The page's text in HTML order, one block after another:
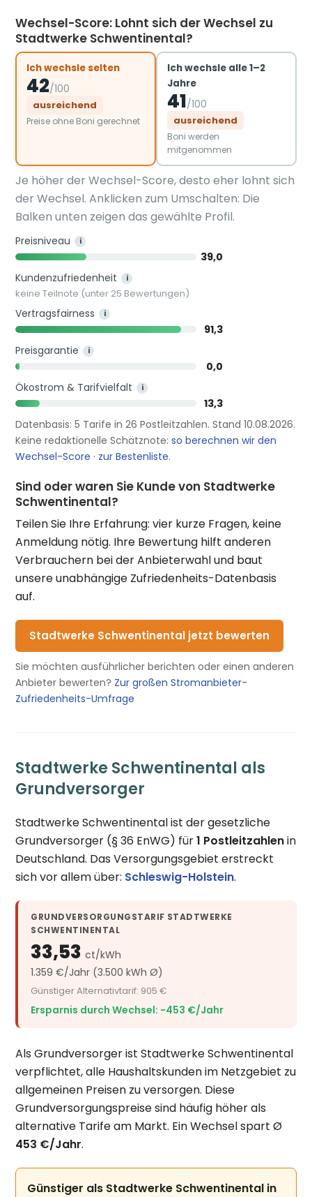
Wechsel-Score: Lohnt sich der Wechsel zu
Stadtwerke Schwentinental?
Ich wechsle selten
42/100
ausreichend
Preise ohne Boni gerechnet
Ich wechsle alle 1–2
Jahre
41/100
ausreichend
Boni werden
mitgenommen
Je höher der Wechsel-Score, desto eher lohnt sich
der Wechsel. Anklicken zum Umschalten: Die
Balken unten zeigen das gewählte Profil.
Preisniveau i
39,0
Kundenzufriedenheit
i
keine Teilnote (unter 25 Bewertungen)
Vertragsfairness i
91,3
Preisgarantie
i
0,0
Ökostrom & Tarifvielfalt
i
13,3
Datenbasis: 5 Tarife in 26 Postleitzahlen. Stand 10.08.2026.
Keine redaktionelle Schätznote:so berechnen wir den
Wechsel-Score · zur Bestenliste.
Sind oder waren Sie Kunde von Stadtwerke
Schwentinental?
Teilen Sie Ihre Erfahrung: vier kurze Fragen, keine
Anmeldung nötig. Ihre Bewertung hilft anderen
Verbrauchern bei der Anbieterwahl und baut
unsere unabhängige Zufriedenheits-Datenbasis
auf.
Stadtwerke Schwentinental jetzt bewerten
Sie möchten ausführlicher berichten oder einen anderen
Anbieter bewerten? Zur großen Stromanbieter-
Zufriedenheits-Umfrage
Stadtwerke Schwentinental als
Grundversorger
Stadtwerke Schwentinental ist der gesetzliche
Grundversorger (§ 36 EnWG) für1 Postleitzahlenin
Deutschland. Das Versorgungsgebiet erstreckt
sich vor allem über: Schleswig-Holstein.
GRUNDVERSORGUNGSTARIF STADTWERKE
SCHWENTINENTAL
33,53ct/kWh
1.359 €/Jahr (3.500 kWh Ø)
Günstiger Alternativtarif: 905 €
Ersparnis durch Wechsel: −453 €/Jahr
Als Grundversorger ist Stadtwerke Schwentinental
verpflichtet, alle Haushaltskunden im Netzgebiet zu
allgemeinen Preisen zu versorgen. Diese
Grundversorgungspreise sind häufig höher als
alternative Tarife am Markt. Ein Wechsel spart Ø
453 €/Jahr.
Günstiger als Stadtwerke Schwentinental in